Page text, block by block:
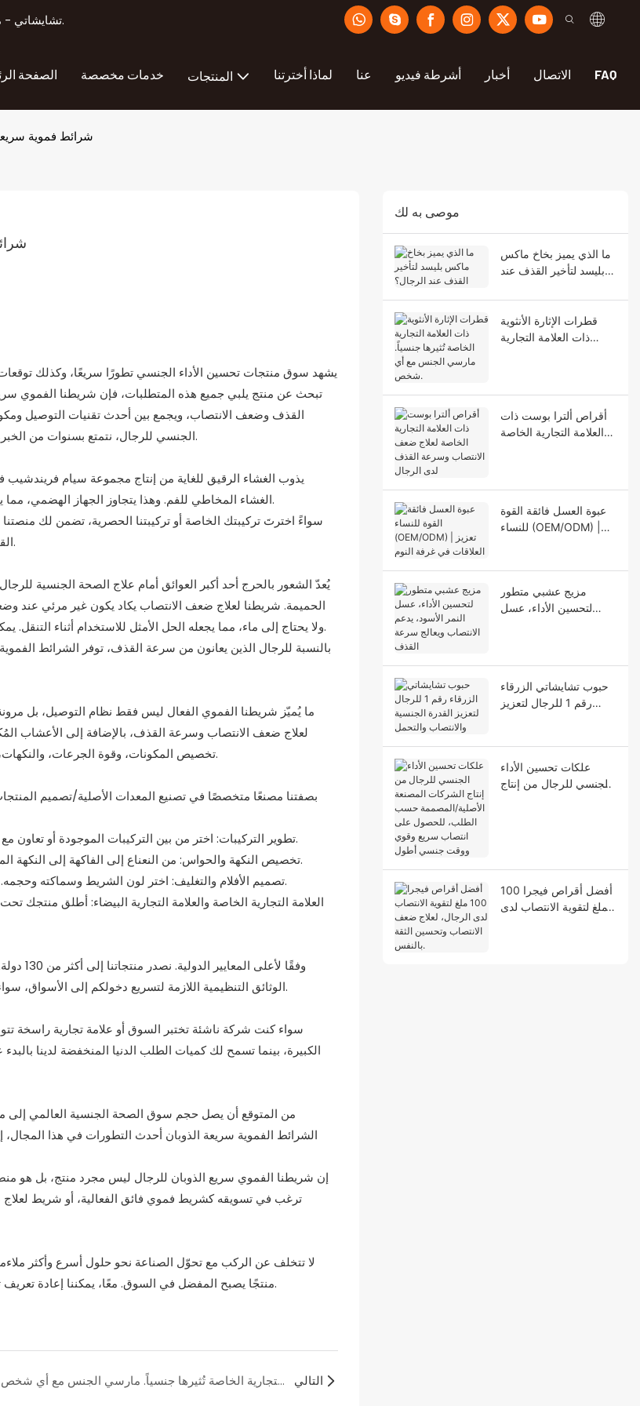
تشايشاتي - منتجات مخصصة لتصنيع منتجات تعزيز الذكور أكثر من 11 عامًا من الخبرة في التصدير.
الصفحة خدمات مخصصة المنتجات لماذا أخترتنا عنا أشرطة فيديو أخبار الاتصال FAQ
شرائط فموية
يشهد سوق منتجات تحسين الأداء الجنسي تطورًا سريعًا، وكذلك
تبحث عن منتج يلبي جميع هذه المتطلبات، فإن شريطنا الفموي
القذف وضعف الانتصاب، ويجمع بين أحدث تقنيات التوصيل
الجنسي للرجال، نتمتع بسنوات من الخبرة في هذا المجال، مما يجعلنا شريكك المثالي لطرح هذا المنتج الرائد في السوق.
يذوب الغشاء الرقيق للغاية من إنتاج مجموعة سيام
الغشاء المخاطي للفم. وهذا يتجاوز الجهاز الهضمي، مما يؤدي إلى بدء مفعول أسرع، وتقليل اضطرابات المعدة، وجرعات أكثر قابلية للتنبؤ.
سواءً اخترتَ تركيبتك الخاصة أو تركيبتنا الحصرية، تضمن لك
القذف، وتعافي أسرع بعد النشوة الجنسية، كل ذلك دون انتظار أو اضطرابات معوية.
يُعدّ الشعور بالحرج أحد أكبر العوائق أمام علاج الصحة الجنسية
الحميمة. شريطنا لعلاج ضعف الانتصاب يكاد يكون غير مرئي عند
ولا يحتاج إلى ماء، مما يجعله الحل الأمثل للاستخدام أثناء التنقل. يمكن لعملائك استخدامه في أي وقت وأي مكان، مع الحفاظ على خصوصيتهم التامة.
ما يُميّز شريطنا الفموي الفعال ليس فقط نظام التوصيل، بل
لعلاج ضعف الانتصاب وسرعة القذف، بالإضافة إلى الأعشاب
تخصيص المكونات، وقوة الجرعات، والنكهات، وألوان الغلاف لتتناسب مع مكانة علامتك التجارية وتفضيلات السوق المستهدف.
بصفتنا مصنعًا متخصصًا في تصنيع المعدات الأصلية/تصميم
تطوير التركيبات: اختر من بين التركيبات الموجودة أو تعاون مع كيميائيينا لابتكار مزيج فريد. نتولى جميع أعمال البحث والتطوير ودراسات الثبات.
تخصيص النكهة والحواس: من النعناع إلى الفاكهة إلى النكهة المحايدة، يمكننا إخفاء طعم المكونات النشطة للحصول على تجربة مستخدم ممتعة.
تصميم الأفلام والتغليف: اختر لون الشريط وسماكته وحجمه. نقدم عبوات أكياس صغيرة وتصاميم كرتون مخصصة مع ملصقات متعددة اللغات.
العلامة التجارية الخاصة والعلامة التجارية البيضاء: أطلق
الوثائق التنظيمية اللازمة لتسريع دخولكم إلى الأسواق، سواء كنتم تستهدفون الولايات المتحدة أو الاتحاد الأوروبي أو آسيا أو الأسواق الناشئة.
سواء كنت شركة ناشئة تختبر السوق أو علامة تجارية راسخة
الكبيرة، بينما تسمح لك كميات الطلب الدنيا المنخفضة لدينا
الشرائط الفموية سريعة الذوبان أحدث التطورات في هذا المجال،
إن شريطنا الفموي سريع الذوبان للرجال ليس مجرد منتج، بل هو
ترغب في تسويقه كشريط فموي فائق الفعالية، أو شريط لعلاج
لا تتخلف عن الركب مع تحوّل الصناعة نحو حلول أسرع وأكثر
منتجًا يصبح المفضل في السوق. معًا، يمكننا إعادة تعريف توقعات الرجال من منتجات تحسين الأداء الجنسي، وتقديمها لهم في شريط واحد.
قطرات الإثارة الأنثوية ذات العلامة التجارية الخاصة تُثيرها جنسياً. مارسي الجنس مع أي شخص. التالي
موصى به لك
ما الذي يميز بخاخ ماكس
بليسد لتأخير القذف عند
قطرات الإثارة الأنثوية
ذات العلامة التجارية
أقراص ألترا بوست ذات
العلامة التجارية الخاصة
عبوة العسل فائقة القوة
للنساء (OEM/ODM) |
مزيج عشبي متطور
لتحسين الأداء، عسل
حبوب تشايشاتي الزرقاء
رقم 1 للرجال لتعزيز
علكات تحسين الأداء
الجنسي للرجال من إنتاج
أفضل أقراص فيجرا 100
ملغ لتقوية الانتصاب لدى